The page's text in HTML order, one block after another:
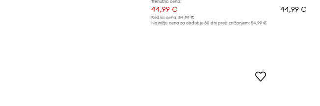
Trenutna cena:
44,99 €
Redna cena: 54,99 €
Najnižja cena za obdobje 30 dni pred znižanjem: 54,99 €
44,99 €